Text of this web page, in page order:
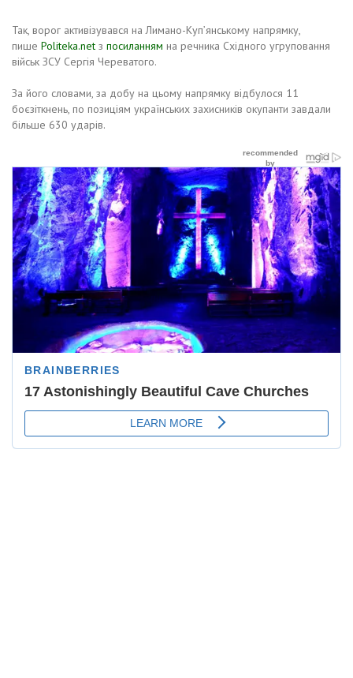
Так, ворог активізувався на Лимано-Куп’янському напрямку,
пише Politeka.net з посиланням на речника Східного угруповання
військ ЗСУ Сергія Череватого.
За його словами, за добу на цьому напрямку відбулося 11
боєзіткнень, по позиціям українських захисників окупанти завдали
більше 630 ударів.